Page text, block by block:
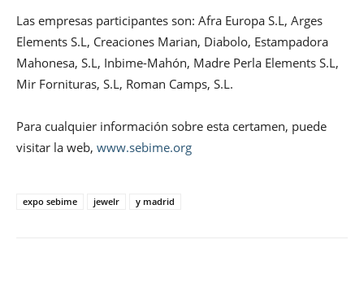
Las empresas participantes son: Afra Europa S.L, Arges
Elements S.L, Creaciones Marian, Diabolo, Estampadora
Mahonesa, S.L, Inbime-Mahón, Madre Perla Elements S.L,
Mir Fornituras, S.L, Roman Camps, S.L.
Para cualquier información sobre esta certamen, puede
visitar la web, www.sebime.org
expo sebime jewelr y madrid